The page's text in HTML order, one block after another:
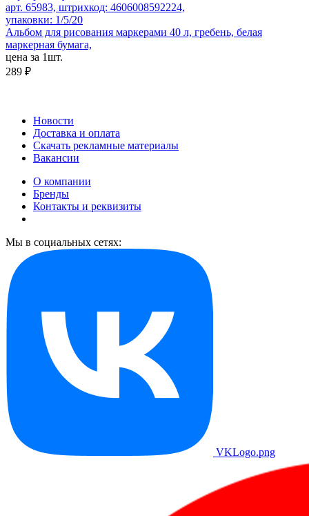
арт. 65983, штрихкод: 4606008592224,
упаковки: 1/5/20
Альбом для рисования маркерами 40 л, гребень, белая
маркерная бумага,
цена за 1шт.
289 ₽
Новости
Доставка и оплата
Скачать рекламные материалы
Вакансии
О компании
Бренды
Контакты и реквизиты
Мы в социальных сетях:
VKLogo.png